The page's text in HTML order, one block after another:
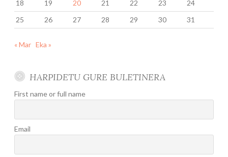
18
19 20 21 22 23
24
25
26 27 28 29 30 31
« Mar Eka »
HARPIDETU GURE BULETINERA
First name or full name
Email